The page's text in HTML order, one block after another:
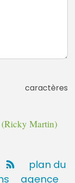
caractères
(Ricky Martin)
plan du
agence